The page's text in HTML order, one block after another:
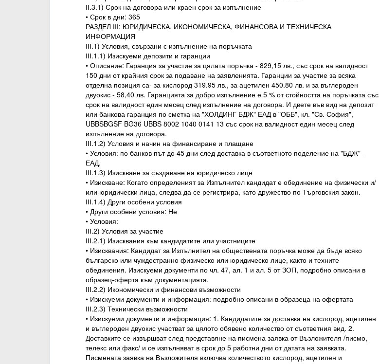
ІІ.3.1) Срок на договора или краен срок за изпълнение
• Срок в дни: 365
РАЗДЕЛ ІІІ: ЮРИДИЧЕСКА, ИКОНОМИЧЕСКА, ФИНАНСОВА И ТЕХНИЧЕСКА
ИНФОРМАЦИЯ
ІІІ.1) Условия, свързани с изпълнение на поръчката
ІІІ.1.1) Изискуеми депозити и гаранции
• Описание: Гаранция за участие за цялата поръчка - 829,15 лв., със срок на валидност
150 дни от крайния срок за подаване на заявленията. Гаранции за участие за всяка
отделна позиция са- за кислород 319.95 лв., за ацетилен 450.80 лв. и за въглероден
двуокис - 58,40 лв. Гаранцията за добро изпълнение е 5 % от стойността на поръчката със
срок на валидност един месец след изпълнение на договора. И двете във вид на депозит
или банкова гаранция по сметка на "ХОЛДИНГ БДЖ" ЕАД в "ОББ", кл. "Св. София",
UBBSBGSF BG36 UBBS 8002 1040 0141 13 със срок на валидност един месец след
изпълнение на договора.
ІІІ.1.2) Условия и начин на финансиране и плащане
• Условия: по банков път до 45 дни след доставка в съответното поделение на "БДЖ" -
ЕАД.
ІІІ.1.3) Изискване за създаване на юридическо лице
• Изискване: Когато определеният за Изпълнител кандидат е обединение на физически и/
или юридически лица, следва да се регистрира, като дружество по Търговския закон.
ІІІ.1.4) Други особени условия
• Други особени условия: Не
• Условия:
ІІІ.2) Условия за участие
ІІІ.2.1) Изисквания към кандидатите или участниците
• Изисквания: Кандидат за Изпълнител на обществената поръчка може да бъде всяко
българско или чуждестранно физическо или юридическо лице, както и техните
обединения. Изискуеми документи по чл. 47, ал. 1 и ал. 5 от ЗОП, подробно описани в
образец-оферта към документацията.
ІІІ.2.2) Икономически и финансови възможности
• Изискуеми документи и информация: подробно описани в образеца на офертата
ІІІ.2.3) Технически възможности
• Изискуеми документи и информация: 1. Кандидатите за доставка на кислород, ацетилен
и въглероден двуокис участват за цялото обявено количество от съответния вид. 2.
Доставките се извършват след представяне на писмена заявка от Възложителя /писмо,
телекс или факс/ и се изпълняват в срок до 5 работни дни от датата на заявката.
Писмената заявка на Възложителя включва количеството кислород, ацетилен и